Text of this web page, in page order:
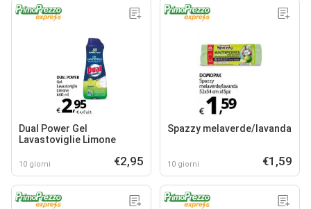
Dual Power Gel
Lavastoviglie Limone
10 giorni €2,95
Spazzy melaverde/lavanda
10 giorni €1,59